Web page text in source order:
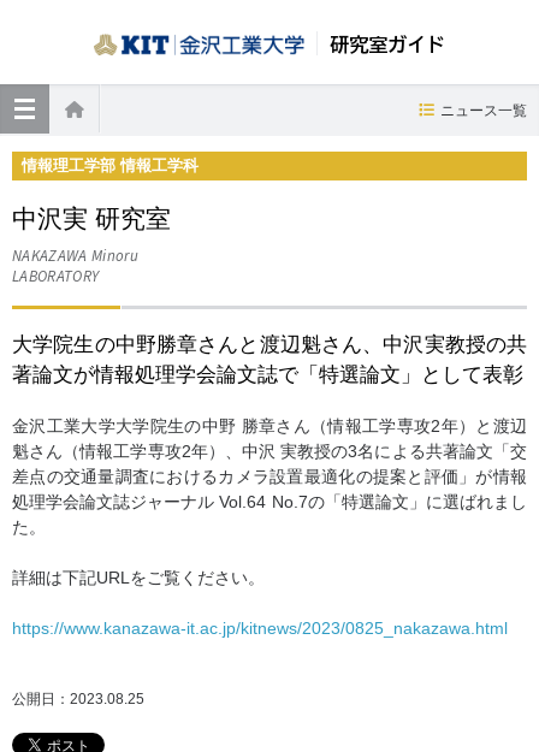
研究室ガイド
ホーム
ニュース一覧
情報理工学部 情報工学科
中沢実 研究室
NAKAZAWA Minoru
LABORATORY
大学院生の中野勝章さんと渡辺魁さん、中沢実教授の共
著論文が情報処理学会論文誌で「特選論文」として表彰
金沢工業大学大学院生の中野 勝章さん（情報工学専攻2年）と渡辺
魁さん（情報工学専攻2年）、中沢 実教授の3名による共著論文「交
差点の交通量調査におけるカメラ設置最適化の提案と評価」が情報
処理学会論文誌ジャーナル Vol.64 No.7の「特選論文」に選ばれまし
た。
詳細は下記URLをご覧ください。
https://www.kanazawa-it.ac.jp/kitnews/2023/0825_nakazawa.html
公開日：2023.08.25